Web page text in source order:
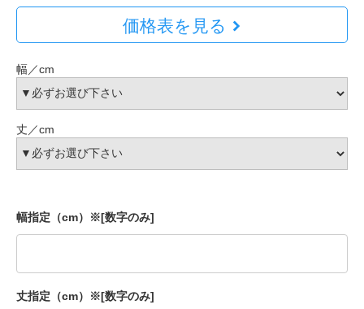
価格表を見る
幅／cm
丈／cm
幅指定（cm）※[数字のみ]
丈指定（cm）※[数字のみ]